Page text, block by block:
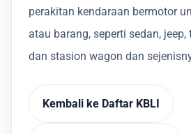
perakitan kendaraan bermotor
atau barang, seperti sedan,
dan stasion wagon dan
Kembali ke Daftar KBLI